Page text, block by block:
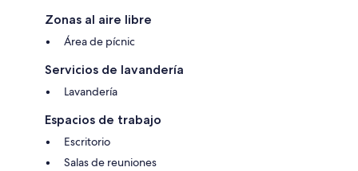
Zonas al aire libre
Área de pícnic
Servicios de lavandería
Lavandería
Espacios de trabajo
Escritorio
Salas de reuniones